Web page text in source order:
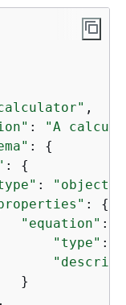
,
:
"A
: {
: {
: "object"
: {
"equation" :
"type" :
}